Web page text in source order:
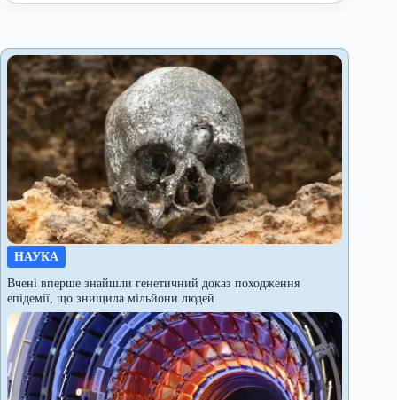
НАУКА
Вчені вперше знайшли генетичний доказ походження
епідемії, що знищила мільйони людей